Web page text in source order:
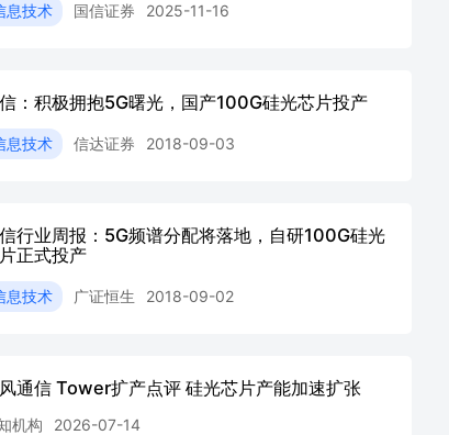
息技术 国信证券 2025-11-16
：积极拥抱5G曙光，国产100G硅光芯片投产
息技术 信达证券 2018-09-03
行业周报：5G频谱分配将落地，自研100G硅光
正式投产
息技术 广证恒生 2018-09-02
通信 Tower扩产点评 硅光芯片产能加速扩张
机构 2026-07-14